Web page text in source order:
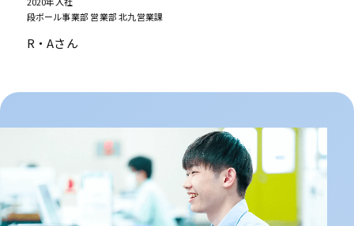
段ボール事業部 営業部 北九営業課
R・Aさん